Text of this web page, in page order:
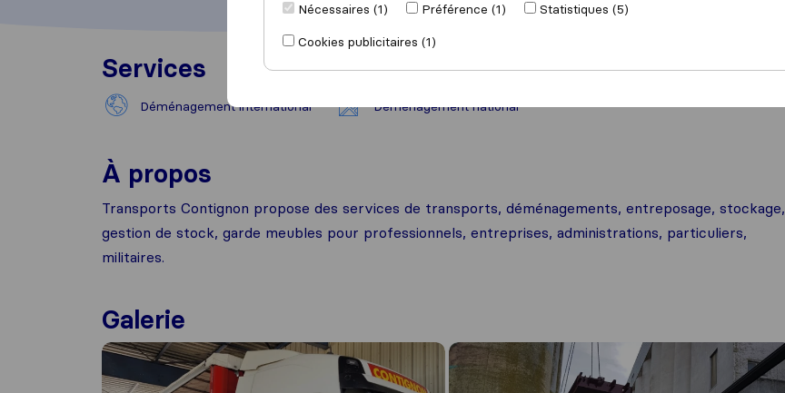
Services
Déménagement international Déménagement national
À propos
Transports Contignon propose des services de transports, déménagements, entreposage, stockage,
gestion de stock, garde meubles pour professionnels, entreprises, administrations, particuliers,
militaires.
Galerie
Nécessaires (1) Préférence (1)
Statistiques (5)
Cookies publicitaires (1)